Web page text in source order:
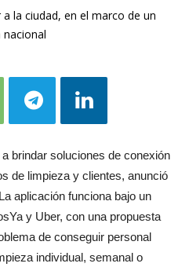
la ciudad, en el marco de un
a brindar soluciones de conexión
de limpieza y clientes, anunció
aplicación funciona bajo un
y Uber, con una propuesta
de conseguir personal
individual, semanal o